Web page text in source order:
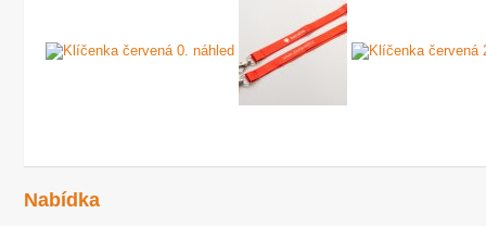
Nabídka